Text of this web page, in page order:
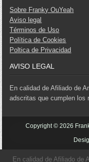
Sobre Franky OuYeah
Aviso legal
Términos de Uso
Política de Cookies
Poltica de Privacidad
AVISO LEGAL
En calidad de Afiliado de
adscritas que cumplen los
Copyright © 2026
En calidad de Afiliado de